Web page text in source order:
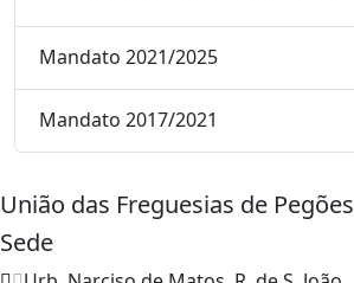
Mandato 2021/2025
Mandato 2017/2021
União das Freguesias de Pegões
Sede